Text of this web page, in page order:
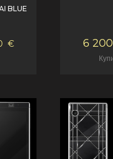
BLUE
€ 6 200